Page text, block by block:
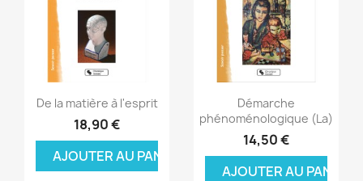
Aperçu rapide
De la matière à l'esprit
18,90 €
AJOUTER AU PANIER
Aperçu rapide
Démarche
phénoménologique (La)
14,50 €
AJOUTER AU PANIER